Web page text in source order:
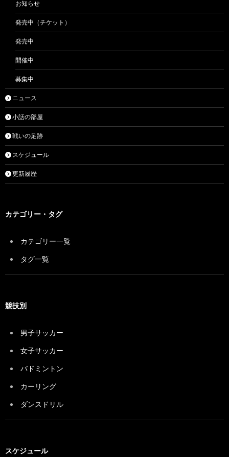
お知らせ
発売中（チケット）
発売中
開催中
募集中
ニュース
小話の部屋
戦いの足跡
スケジュール
更新履歴
カテゴリー・タグ
カテゴリー一覧
タグ一覧
競技別
男子サッカー
女子サッカー
バドミントン
カーリング
ダンスドリル
スケジュール